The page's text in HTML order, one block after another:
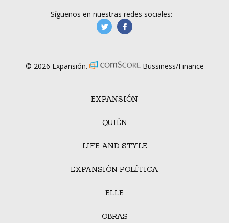
EXPANSIÓN
QUIÉN
LIFE AND STYLE
EXPANSIÓN POLÍTICA
ELLE
OBRAS
Síguenos en nuestras redes sociales:
manufacturaGE
© 2026 Expansión. Bussiness/Finance